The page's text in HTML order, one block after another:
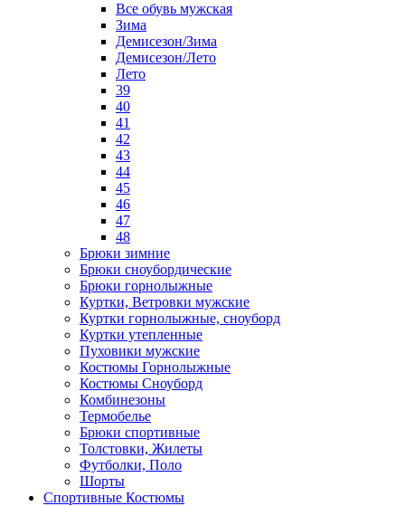
Все обувь мужская
Зима
Демисезон/Зима
Демисезон/Лето
Лето
39
40
41
42
43
44
45
46
47
48
Брюки зимние
Брюки сноубордические
Брюки горнолыжные
Куртки, Ветровки мужские
Куртки горнолыжные, сноуборд
Куртки утепленные
Пуховики мужские
Костюмы Горнолыжные
Костюмы Сноуборд
Комбинезоны
Термобелье
Брюки спортивные
Толстовки, Жилеты
Футболки, Поло
Шорты
Спортивные Костюмы